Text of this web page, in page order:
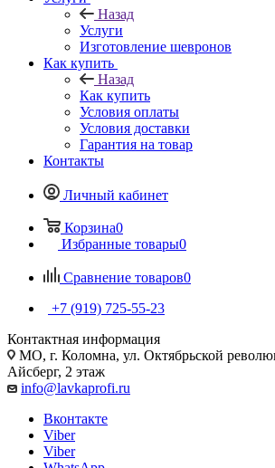
Назад
Услуги
Изготовление шевронов
Как купить
Назад
Как купить
Условия оплаты
Условия доставки
Гарантия на товар
Контакты
Личный кабинет
Корзина0
Избранные товары0
Сравнение товаров0
+7 (919) 725-55-23
Контактная информация
МО, г. Коломна, ул. Октябрьской
Айсберг, 2 этаж
info@lavkaprofi.ru
Вконтакте
Viber
Viber